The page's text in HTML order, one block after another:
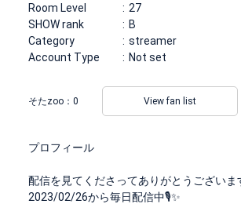
Room Level
27
SHOW rank
B
Category
streamer
Account Type
Not set
そたzoo： 0 View fan list
プロフィール
配信を見てくださってありがとうございま
2023/02/26から毎日配信中🎙✨